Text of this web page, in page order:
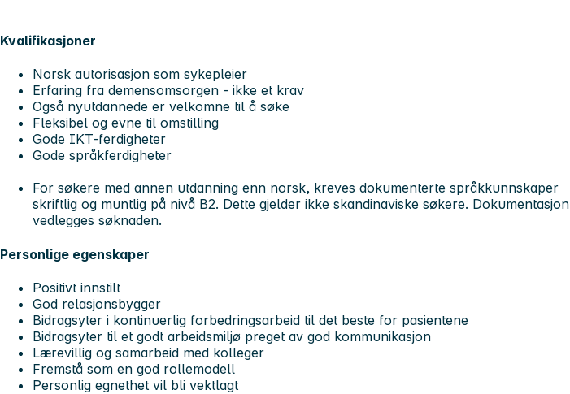
Kvalifikasjoner
Norsk autorisasjon som sykepleier
Erfaring fra demensomsorgen - ikke et krav
Også nyutdannede er velkomne til å søke
Fleksibel og evne til omstilling
Gode IKT-ferdigheter
Gode språkferdigheter
For søkere med annen utdanning enn norsk, kreves dokumenterte språkkunnskaper
skriftlig og muntlig på nivå B2. Dette gjelder ikke skandinaviske søkere. Dokumentasjon
vedlegges søknaden.
Personlige egenskaper
Positivt innstilt
God relasjonsbygger
Bidragsyter i kontinuerlig forbedringsarbeid til det beste for pasientene
Bidragsyter til et godt arbeidsmiljø preget av god kommunikasjon
Lærevillig og samarbeid med kolleger
Fremstå som en god rollemodell
Personlig egnethet vil bli vektlagt